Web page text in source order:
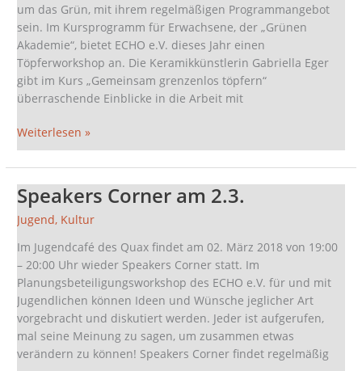
um das Grün, mit ihrem regelmäßigen Programmangebot
sein. Im Kursprogramm für Erwachsene, der „Grünen
Akademie“, bietet ECHO e.V. dieses Jahr einen
Töpferworkshop an. Die Keramikkünstlerin Gabriella Eger
gibt im Kurs „Gemeinsam grenzenlos töpfern“
überraschende Einblicke in die Arbeit mit
Weiterlesen »
Speakers Corner am 2.3.
Jugend, Kultur
Im Jugendcafé des Quax findet am 02. März 2018 von 19:00
– 20:00 Uhr wieder Speakers Corner statt. Im
Planungsbeteiligungsworkshop des ECHO e.V. für und mit
Jugendlichen können Ideen und Wünsche jeglicher Art
vorgebracht und diskutiert werden. Jeder ist aufgerufen,
mal seine Meinung zu sagen, um zusammen etwas
verändern zu können! Speakers Corner findet regelmäßig
Speakers
Corner
am
2.3.